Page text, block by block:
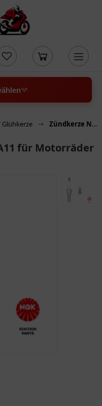
Zündkerze NGK DILKR6A11 für Motorräder
für Motorräder